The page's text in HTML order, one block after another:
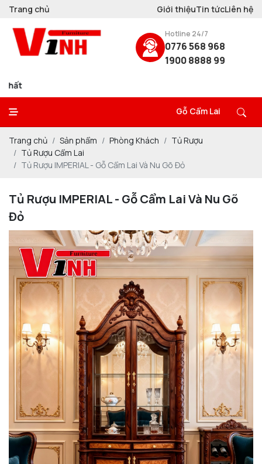
Trang chủ Giới thiệuTin tứcLiên hệ
Hotline 24/7
0776 568 968
1900 8888 99
Gỗ Cẩm Lai
Trang chủ Sản phẩm Phòng Khách
Tủ Rượu
Tủ Rượu Cẩm Lai
Tủ Rượu IMPERIAL - Gỗ Cẩm Lai Và Nu Gõ Đỏ
Tủ Rượu IMPERIAL - Gỗ Cẩm Lai Và Nu Gõ
Đỏ